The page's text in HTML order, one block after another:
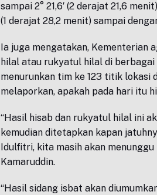
sampai 2° 21,6′ (2 derajat 21,6
(1 derajat 28,2 menit) sampai
Ia juga mengatakan, Kementerian
hilal atau rukyatul hilal di
menurunkan tim ke 123 titik lokasi
melaporkan, apakah pada hari itu
“Hasil hisab dan rukyatul hilal ini
kemudian ditetapkan kapan
Idulfitri, kita masih akan
Kamaruddin.
“Hasil sidang isbat akan